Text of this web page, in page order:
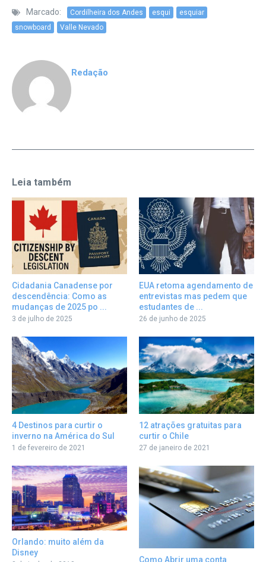
Marcado: Cordilheira dos Andes esqui
esquiar
snowboard
Valle Nevado
Redação
Leia também
Cidadania Canadense por
descendência: Como as
mudanças de 2025 po ...
3 de julho de 2025
EUA retoma agendamento de
entrevistas mas pedem que
estudantes de ...
26 de junho de 2025
4 Destinos para curtir o
inverno na América do Sul
1 de fevereiro de 2021
12 atrações gratuitas para
curtir o Chile
27 de janeiro de 2021
Orlando: muito além da
Disney
Como Abrir uma conta